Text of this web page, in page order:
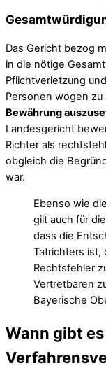
Das Gericht bezog
in die nötige
Pflichtverletzung
Personen wogen zu
Bewährung
Landesgericht
Richter als
obgleich die
war.
Ebenso wie
gilt auch für
dass die
Tatrichters ist,
Rechtsfehler
Vertretbaren
Bayerische
Wann gibt